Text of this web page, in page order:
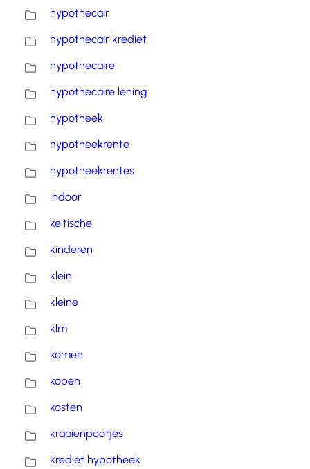
hypothecair
hypothecair krediet
hypothecaire
hypothecaire lening
hypotheek
hypotheekrente
hypotheekrentes
indoor
keltische
kinderen
klein
kleine
klm
komen
kopen
kosten
kraaienpootjes
krediet hypotheek